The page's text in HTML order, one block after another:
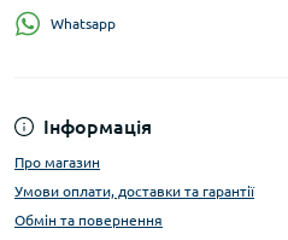
Інформація
Про магазин
Умови оплати, доставки та гарантії
Обмін та повернення
Whatsapp